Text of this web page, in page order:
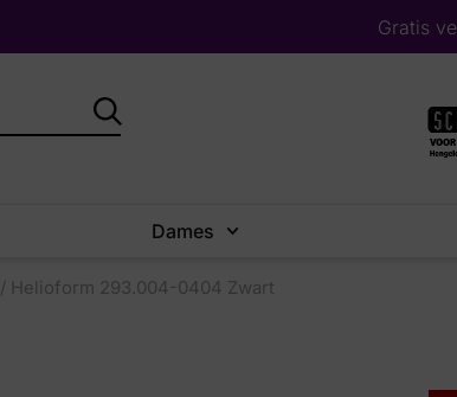
Gratis
Dames
/ Helioform 293.004-0404 Zwart